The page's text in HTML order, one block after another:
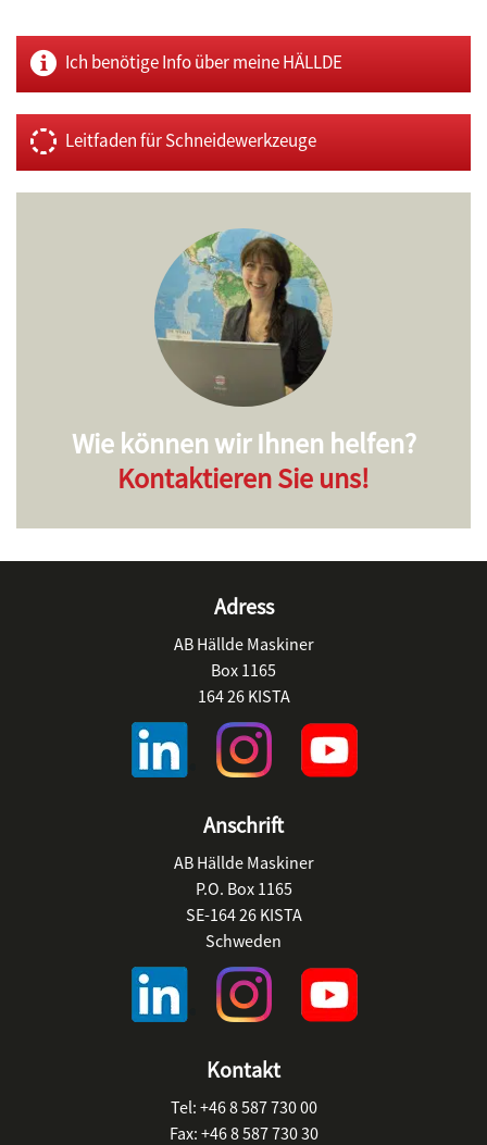
Ich benötige Info über meine HÄLLDE
Leitfaden für Schneidewerkzeuge
Wie können wir Ihnen helfen?
Kontaktieren Sie uns!
Adress
AB Hällde Maskiner
Box 1165
164 26 KISTA
Anschrift
AB Hällde Maskiner
P.O. Box 1165
SE-164 26 KISTA
Schweden
Kontakt
Tel: +46 8 587 730 00
Fax: +46 8 587 730 30